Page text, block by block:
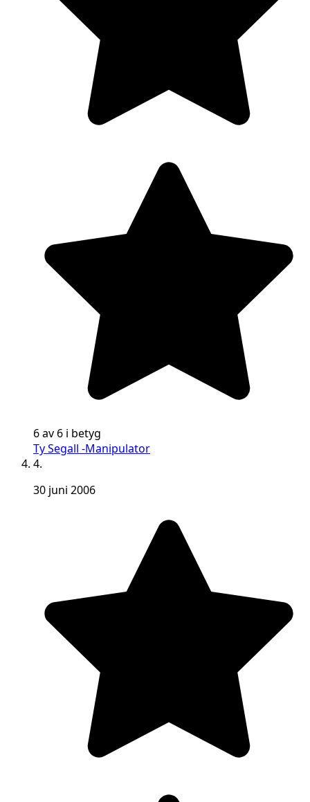
6 av 6 i betyg
Ty Segall -Manipulator
4.
30 juni 2006